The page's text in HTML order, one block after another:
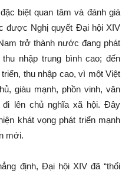
biệt quan tâm và đánh giá
được Nghị quyết Đại hội XIV
trở thành nước đang phát
nhập trung bình cao; đến
thu nhập cao, vì một Việt
giàu mạnh, phồn vinh, văn
lên chủ nghĩa xã hội. Đây
khát vọng phát triển mạnh
mới.
định, Đại hội XIV đã “thổi